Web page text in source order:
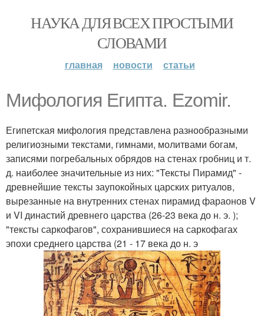
НАУКА ДЛЯ ВСЕХ ПРОСТЫМИ
СЛОВАМИ
главная новости статьи
Мифология Египта. Ezomir.
Египетская мифология представлена разнообразными
религиозными текстами, гимнами, молитвами богам,
записями погребальных обрядов на стенах гробниц и т.
д. наиболее значительные из них: "Тексты Пирамид" -
древнейшие тексты заупокойных царских ритуалов,
вырезанные на внутренних стенах пирамид фараонов V
и VI династий древнего царства (26-23 века до н. э. );
"тексты саркофагов", сохранившиеся на саркофагах
эпохи среднего царства (21 - 17 века до н. э